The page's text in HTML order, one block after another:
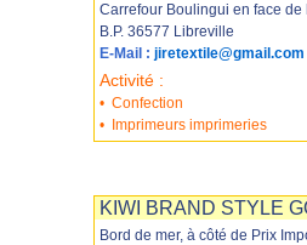
Carrefour Boulingui en face de
B.P. 36577 Libreville
E-Mail : jiretextile@gmail.com
Activité :
• Confection
•
Imprimeurs imprimeries
KIWI BRAND STYLE
Bord de mer, à côté de Prix